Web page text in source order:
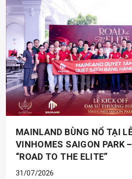
MAINLAND BÙNG NỔ TẠI
VINHOMES SAIGON PARK
“ROAD TO THE ELITE”
31/07/2026